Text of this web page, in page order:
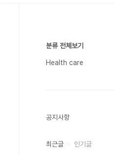
분류 전체보기
Health care
공지사항
최근글 인기글